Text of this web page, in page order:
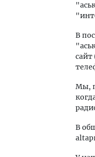
В
сайт
Мы,
В